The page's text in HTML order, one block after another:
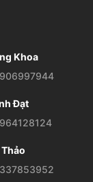
Khoa
Đạt